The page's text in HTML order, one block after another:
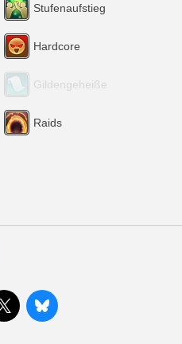
Stufenaufstieg
Hardcore
Gildengeheiße
Raids